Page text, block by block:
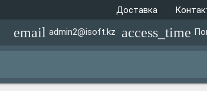
Доставка
email admin2@isoft.kz access_time